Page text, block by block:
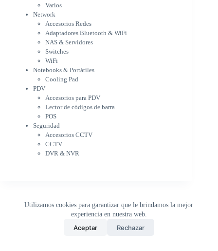
Utilizamos cookies para garantizar que le brindamos la mejor
experiencia en nuestra web.
Aceptar Rechazar
Switches
WiFi
Notebooks & Portátiles
Cargador para notebook
Cooling Pad
PDV
Accesorios para PDV
Lector de códigos de barra
POS
Seguridad
Accesorios CCTV
CCTV
DVR & NVR
Sin categorizar
Varios
Network
Accesorios Redes
Adaptadores Bluetooth & WiFi
NAS & Servidores
Switches
WiFi
Notebooks & Portátiles
Cooling Pad
PDV
Accesorios para PDV
Lector de códigos de barra
POS
Seguridad
Accesorios CCTV
CCTV
DVR & NVR